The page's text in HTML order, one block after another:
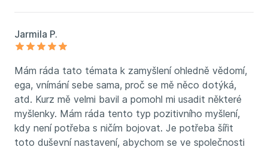
Jarmila P.
Mám ráda tato témata k zamyšlení ohledně vědomí,
ega, vnímání sebe sama, proč se mě něco dotýká,
atd. Kurz mě velmi bavil a pomohl mi usadit některé
myšlenky. Mám ráda tento typ pozitivního myšlení,
kdy není potřeba s ničím bojovat. Je potřeba šířit
toto duševní nastavení, abychom se ve společnosti